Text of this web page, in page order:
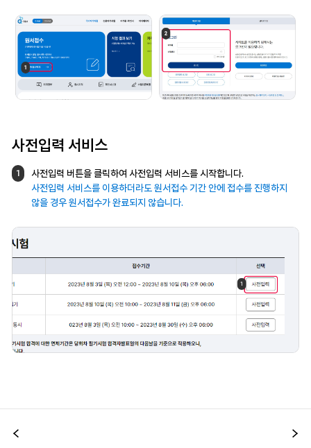
사전입력 서비스
1 사전입력 버튼을 클릭하여 사전입력 서비스를시작합니다.
사전입력 서비스를 이용하더라도 원서접수 기간 안에 접수를 진행하지
않을 경우원서접수가 완료되지 않습니다.
이전